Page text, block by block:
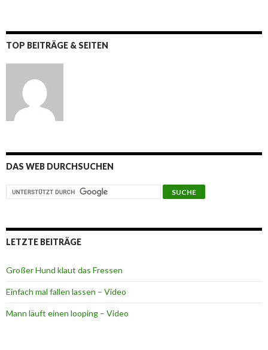
TOP BEITRÄGE & SEITEN
DAS WEB DURCHSUCHEN
LETZTE BEITRÄGE
Großer Hund klaut das Fressen
Einfach mal fallen lassen – Video
Mann läuft einen looping – Video